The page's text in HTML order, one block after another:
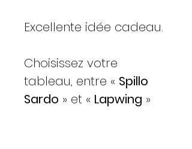
Excellente idée cadeau.
Choisissez votre
tableau, entre « Spillo
Sardo » et « Lapwing »